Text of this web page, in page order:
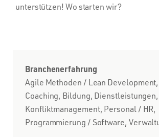
unterstützen! Wo starten wir?
Branchenerfahrung
Agile Methoden / Lean
Coaching, Bildung,
Konfliktmanagement, Personal / HR,
Programmierung / Software,